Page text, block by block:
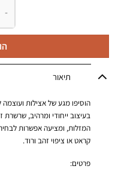
תיאור
הוסיפו מגע של אצילות
בעיצוב ייחודי ומרהיב,
קראט או ציפוי זהב ורוד.
פרטים: